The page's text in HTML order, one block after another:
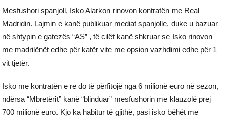
Mesfushori spanjoll, Isko Alarkon rinovon kontratën me Real
Madridin. Lajmin e kanë publikuar mediat spanjolle, duke u bazuar
në shtypin e gatezës “AS” , të cilët kanë shkruar se Isko rinovon
me madrilënët edhe për katër vite me opsion vazhdimi edhe për 1
vit tjetër.
Isko me kontratën e re do të përfitojë nga 6 milionë euro në sezon,
ndërsa “Mbretërit” kanë “blinduar” mesfushorin me klauzolë prej
700 milionë euro. Kjo ka habitur të gjithë, pasi isko bëhët me